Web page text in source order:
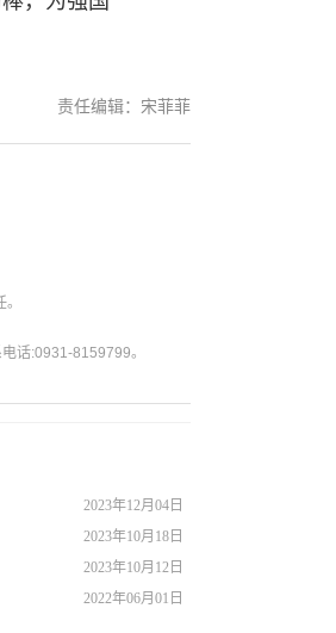
责任编辑：宋菲菲
话:0931-8159799。
2023年12月04日
2023年10月18日
2023年10月12日
2022年06月01日